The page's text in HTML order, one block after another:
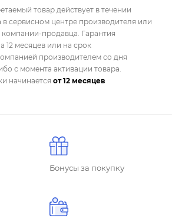
товар действует в течении
в сервисном центре производителя или
продавца. Гарантия
12 месяцев или на срок
производителем со дня
с момента активации товара.
начинается от 12 месяцев
Бонусы за покупку